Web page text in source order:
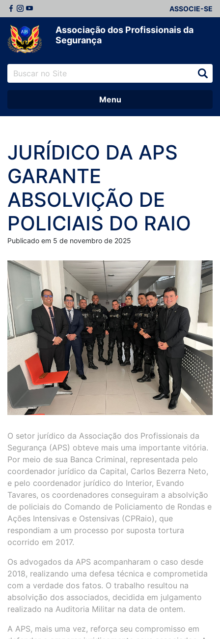
ASSOCIE-SE
Associação dos Profissionais da
Segurança
Menu
JURÍDICO DA APS
GARANTE
ABSOLVIÇÃO DE
POLICIAIS DO RAIO
Publicado em 5 de novembro de 2025
O setor jurídico da Associação dos Profissionais da
Segurança (APS) obteve mais uma importante vitória.
Por meio de sua Banca Criminal, representada pelo
coordenador jurídico da Capital, Carlos Bezerra Neto,
e pelo coordenador jurídico do Interior, Evando
Tavares, os coordenadores conseguiram a absolvição
de policiais do Comando de Policiamento de Rondas e
Ações Intensivas e Ostensivas (CPRaio), que
respondiam a um processo por suposta tortura
ocorrido em 2017.
Os advogados da APS acompanharam o caso desde
2018, realizando uma defesa técnica e comprometida
com a verdade dos fatos. O trabalho resultou na
absolvição dos associados, decidida em julgamento
realizado na Auditoria Militar na data de ontem.
A APS, mais uma vez, reforça seu compromisso em